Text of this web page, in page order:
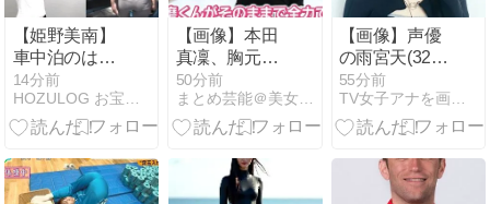
【姫野美南】
車中泊のはず
がピタパンが
エグすぎるｗ
ｗ仰向け＆土
で視聴率爆上
がり中！【動
15分前
HOZULOG お宝〇像と気になるニュース
【画像】本田
真凜、胸元開
けてすっかり
大人の女にな
ってしまう
50分前
まとめ芸能＠美女画像まとめブログ
【画像】声優
の雨宮天(32)
さん、プリケ
ツ全開のサー
ビスショット
ｗｗｗｗｗｗ
56分前
TV女子アナを画像で紹介